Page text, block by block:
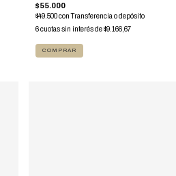
$55.000
$49.500con Transferencia o depósito
6 cuotas sin interés de$9.166,67
COMPRAR